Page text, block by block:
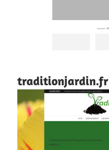
traditionjardin.fr